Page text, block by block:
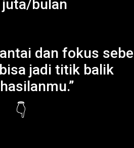
juta/bulan
dan fokus
jadi titik balik
👇